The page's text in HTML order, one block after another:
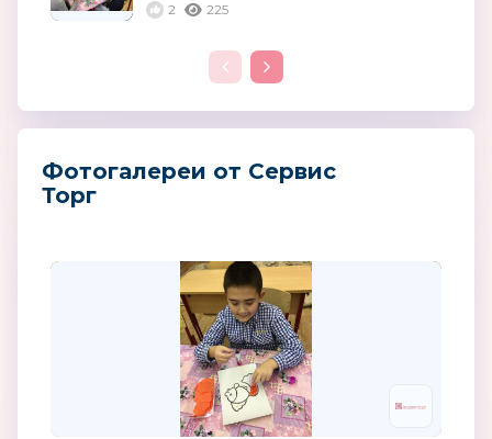
2 225
Фотогалереи от Сервис
Торг